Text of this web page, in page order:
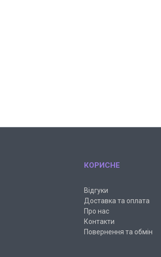
КОРИСНЕ
Відгуки
Доставка та оплата
Про нас
Контакти
Повернення та обмін